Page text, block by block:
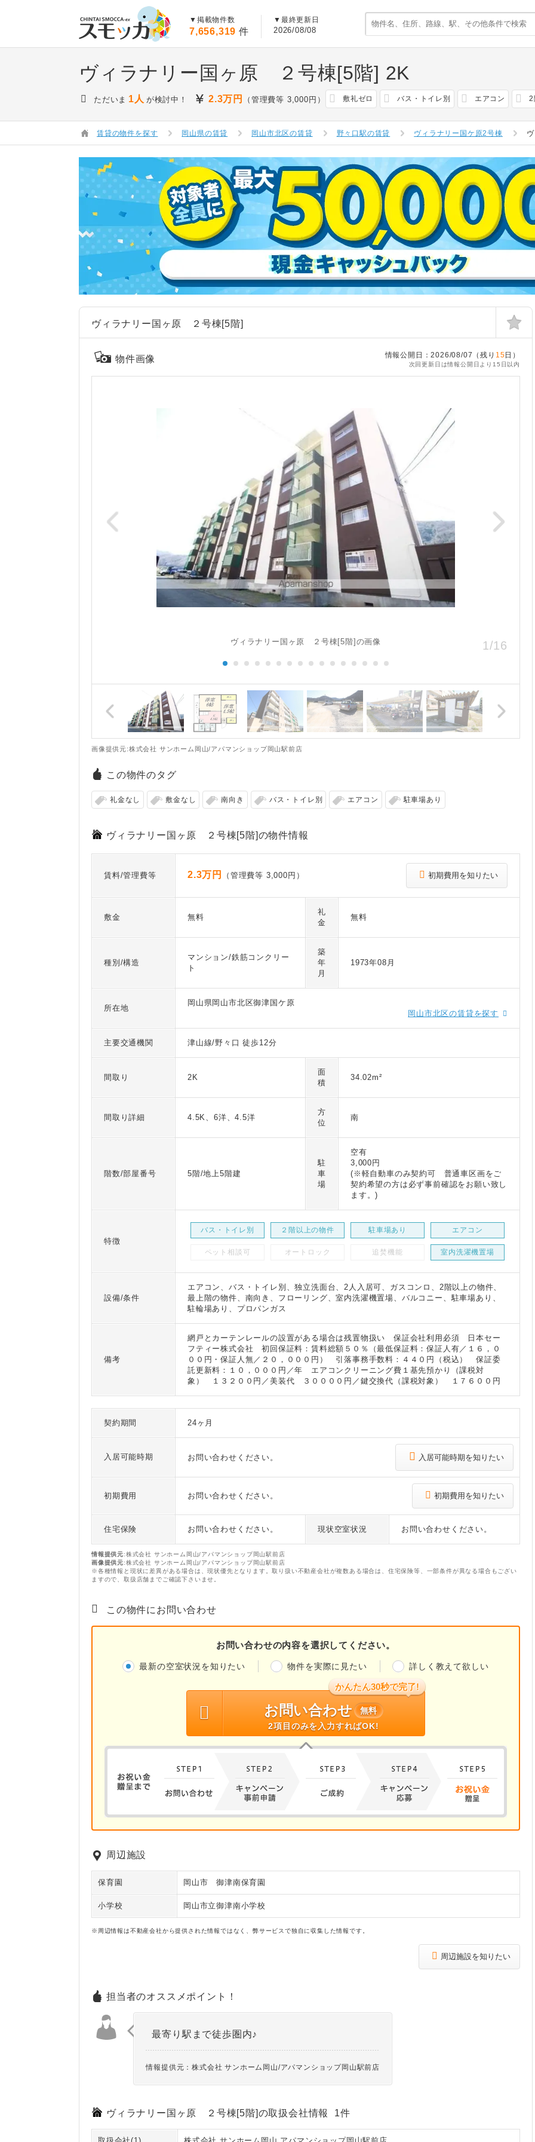
▼掲載物件数
7,656,319 件
▼最終更新日
2026/08/08
ヴィラナリー国ヶ原 ２号棟[5階] 2K
ただいま 1人 が検討中！ 2.3万円 （管理費等 3,000円） 敷礼ゼロ バス・トイレ別 エアコン 2
賃貸の物件を探す 岡山県の賃貸 岡山市北区の賃貸 野々口駅の賃貸 ヴィラナリー国ケ原2号棟
ヴィラナリー国ヶ原 ２号棟[5階]
情報公開日：2026/08/07（残り 15日）
次回更新日は情報公開日より15日以内
物件画像
1/16
ヴィラナリー国ヶ原 ２号棟[5階]の画像
画像提供元:株式会社 サンホーム岡山/アパマンショップ岡山駅前店
この物件のタグ
礼金なし 敷金なし 南向き バス・トイレ別 エアコン 駐車場あり
ヴィラナリー国ヶ原 ２号棟[5階]の物件情報
賃料/管理費等 2.3万円 （管理費等 3,000円） 初期費用を知りたい
敷金 無料
礼
金
無料
種別/構造
マンション/鉄筋コンクリー
ト
築
年
月
1973年08月
所在地
岡山県岡山市北区御津国ケ原
岡山市北区の賃貸を探す
主要交通機関 津山線/野々口 徒歩12分
間取り 2K
面
積
34.02m²
間取り詳細 4.5K、6洋、4.5洋
方
位
南
階数/部屋番号 5階/地上5階建
駐
車
場
空有
3,000円
(※軽自動車のみ契約可 普通車区画をご
契約希望の方は必ず事前確認をお願い致し
ます。)
特徴
バス・トイレ別 ２階以上の物件 駐車場あり エアコン
ペット相談可 オートロック 追焚機能 室内洗濯機置場
設備/条件
エアコン、バス・トイレ別、独立洗面台、2人入居可、ガスコンロ、2階以上の物件、
最上階の物件、南向き、フローリング、室内洗濯機置場、バルコニー、駐車場あり、
駐輪場あり、プロパンガス
備考
網戸とカーテンレールの設置がある場合は残置物扱い 保証会社利用必須 日本セー
フティー株式会社 初回保証料：賃料総額５０％（最低保証料：保証人有／１６，０
００円・保証人無／２０，０００円） 引落事務手数料：４４０円（税込） 保証委
託更新料：１０，０００円／年 エアコンクリーニング費１基先預かり（課税対
象） １３２００円／美装代 ３００００円／鍵交換代（課税対象） １７６００円
契約期間 24ヶ月
入居可能時期 お問い合わせください。 入居可能時期を知りたい
初期費用 お問い合わせください。 初期費用を知りたい
住宅保険 お問い合わせください。 現状空室状況 お問い合わせください。
情報提供元:株式会社 サンホーム岡山/アパマンショップ岡山駅前店
画像提供元:株式会社 サンホーム岡山/アパマンショップ岡山駅前店
※各種情報と現状に差異がある場合は、現状優先となります。取り扱い不動産会社が複数ある場合は、住宅保険等、一部条件が異なる場合もござい
ますので、取扱店舗までご確認下さいませ。
この物件にお問い合わせ
お問い合わせの内容を選択してください。
最新の空室状況を知りたい 物件を実際に見たい 詳しく教えて欲しい
かんたん30秒で完了!
お問い合わせ
無料
2項目のみを入力すればOK!
周辺施設
保育園 岡山市 御津南保育園
小学校 岡山市立御津南小学校
※周辺情報は不動産会社から提供された情報ではなく、弊サービスで独自に収集した情報です。
周辺施設を知りたい
担当者のオススメポイント！
最寄り駅まで徒歩圏内♪
情報提供元：株式会社 サンホーム岡山/アパマンショップ岡山駅前店
ヴィラナリー国ヶ原 ２号棟[5階]の取扱会社情報 1件